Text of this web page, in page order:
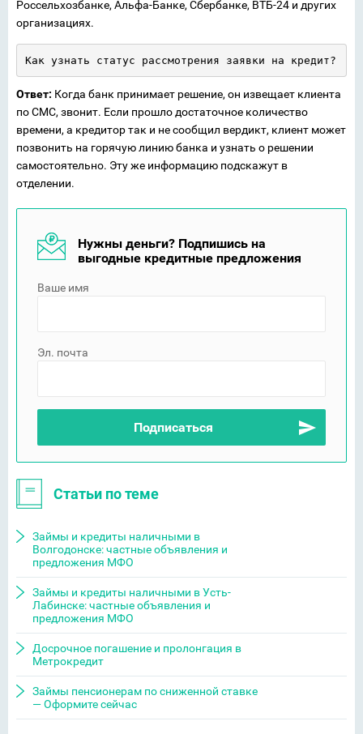
Россельхозбанке, Альфа-Банке, Сбербанке, ВТБ-24 и других
организациях.
Как узнать статус рассмотрения заявки на кредит?
Ответ: Когда банк принимает решение, он извещает клиента
по СМС, звонит. Если прошло достаточное количество
времени, а кредитор так и не сообщил вердикт, клиент может
позвонить на горячую линию банка и узнать о решении
самостоятельно. Эту же информацию подскажут в
отделении.
Нужны деньги? Подпишись на
выгодные кредитные предложения
Ваше имя
Эл. почта
Статьи по теме
Займы и кредиты наличными в
Волгодонске: частные объявления и
предложения МФО
Займы и кредиты наличными в Усть-
Лабинске: частные объявления и
предложения МФО
Досрочное погашение и пролонгация в
Метрокредит
Займы пенсионерам по сниженной ставке
— Оформите сейчас